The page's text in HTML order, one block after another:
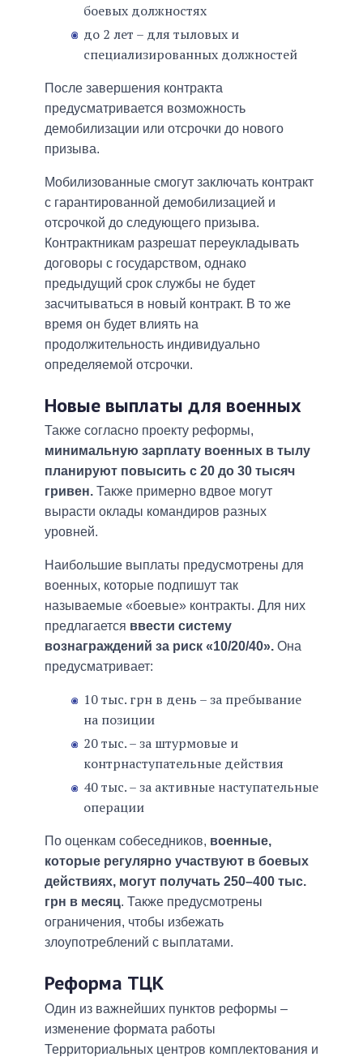
боевых должностях
до 2 лет – для тыловых и
специализированных должностей
После завершения контракта
предусматривается возможность
демобилизации или отсрочки до нового
призыва.
Мобилизованные смогут заключать контракт
с гарантированной демобилизацией и
отсрочкой до следующего призыва.
Контрактникам разрешат переукладывать
договоры с государством, однако
предыдущий срок службы не будет
засчитываться в новый контракт. В то же
время он будет влиять на
продолжительность индивидуально
определяемой отсрочки.
Новые выплаты для военных
Также согласно проекту реформы,
минимальную зарплату военных в тылу
планируют повысить с 20 до 30 тысяч
гривен. Также примерно вдвое могут
вырасти оклады командиров разных
уровней.
Наибольшие выплаты предусмотрены для
военных, которые подпишут так
называемые «боевые» контракты. Для них
предлагается ввести систему
вознаграждений за риск «10/20/40». Она
предусматривает:
10 тыс. грн в день – за пребывание
на позиции
20 тыс. – за штурмовые и
контрнаступательные действия
40 тыс. – за активные наступательные
операции
По оценкам собеседников, военные,
которые регулярно участвуют в боевых
действиях, могут получать 250–400 тыс.
грн в месяц. Также предусмотрены
ограничения, чтобы избежать
злоупотреблений с выплатами.
Реформа ТЦК
Один из важнейших пунктов реформы –
изменение формата работы
Территориальных центров комплектования и